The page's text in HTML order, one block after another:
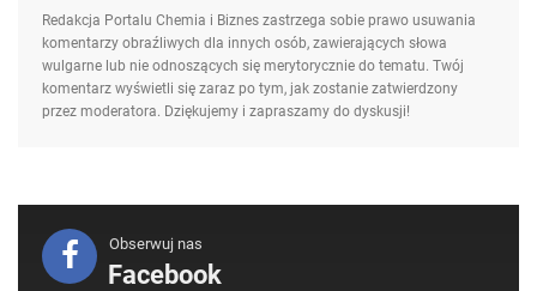
Redakcja Portalu Chemia i Biznes zastrzega sobie prawo usuwania
komentarzy obraźliwych dla innych osób, zawierających słowa
wulgarne lub nie odnoszących się merytorycznie do tematu. Twój
komentarz wyświetli się zaraz po tym, jak zostanie zatwierdzony
przez moderatora. Dziękujemy i zapraszamy do dyskusji!
Obserwuj nas
Facebook